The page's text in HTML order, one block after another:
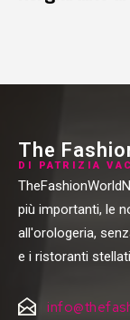
The
DI PATRIZIA
più importanti, le
all'orologeria,
e i ristoranti